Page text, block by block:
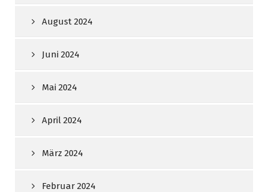
August 2024
Juni 2024
Mai 2024
April 2024
März 2024
Februar 2024